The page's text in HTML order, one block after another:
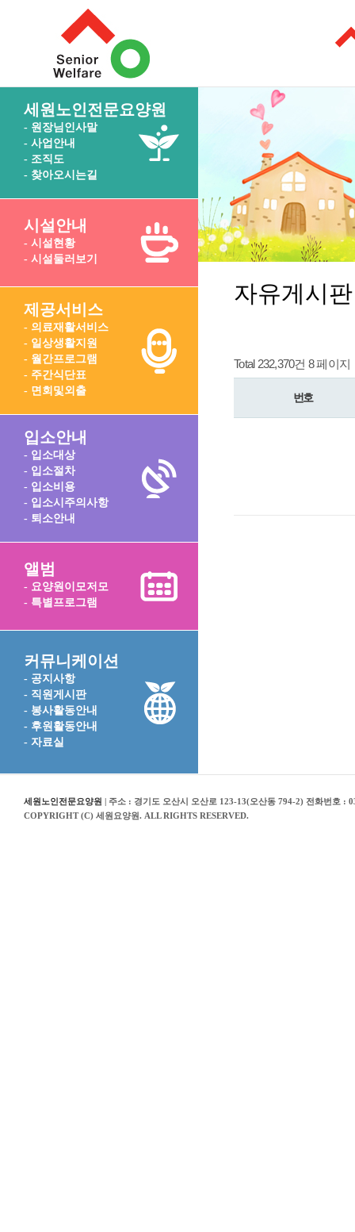
세원노인전문요양원
- 원장님인사말
- 사업안내
- 조직도
- 찾아오시는길
시설안내
- 시설현황
- 시설둘러보기
제공서비스
- 의료재활서비스
- 일상생활지원
- 월간프로그램
- 주간식단표
- 면회및외출
입소안내
- 입소대상
- 입소절차
- 입소비용
- 입소시주의사항
- 퇴소안내
앨범
- 요양원이모저모
- 특별프로그램
커뮤니케이션
- 공지사항
- 직원게시판
- 봉사활동안내
- 후원활동안내
- 자료실
자유게시판
Total 232,370건 8 페이지
번호
세원노인전문요양원 | 주소 : 경기도 오산시 오산로 123-13(오산동 794-2) 전화번호 :
COPYRIGHT (C) 세원요양원. ALL RIGHTS RESERVED.